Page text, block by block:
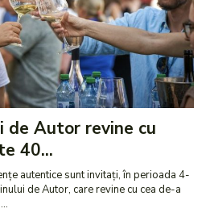
de Autor revine cu
40...
autentice sunt invitați, în perioada 4-
de Autor, care revine cu cea de-a